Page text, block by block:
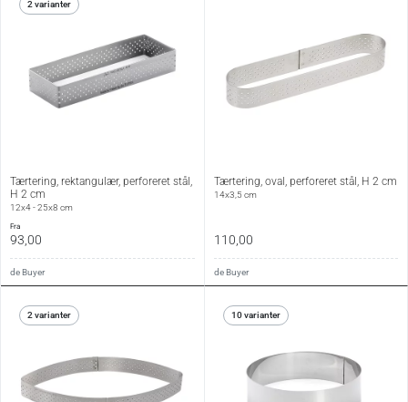
2 varianter
Tærtering, rektangulær, perforeret stål,
H 2 cm
12x4 - 25x8 cm
fra
93,00
de Buyer
Tærtering, oval, perforeret stål, H 2 cm
14x3,5 cm
110,00
de Buyer
2 varianter 10 varianter